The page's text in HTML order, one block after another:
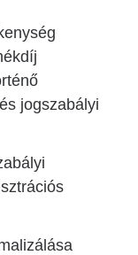
jogszabályi